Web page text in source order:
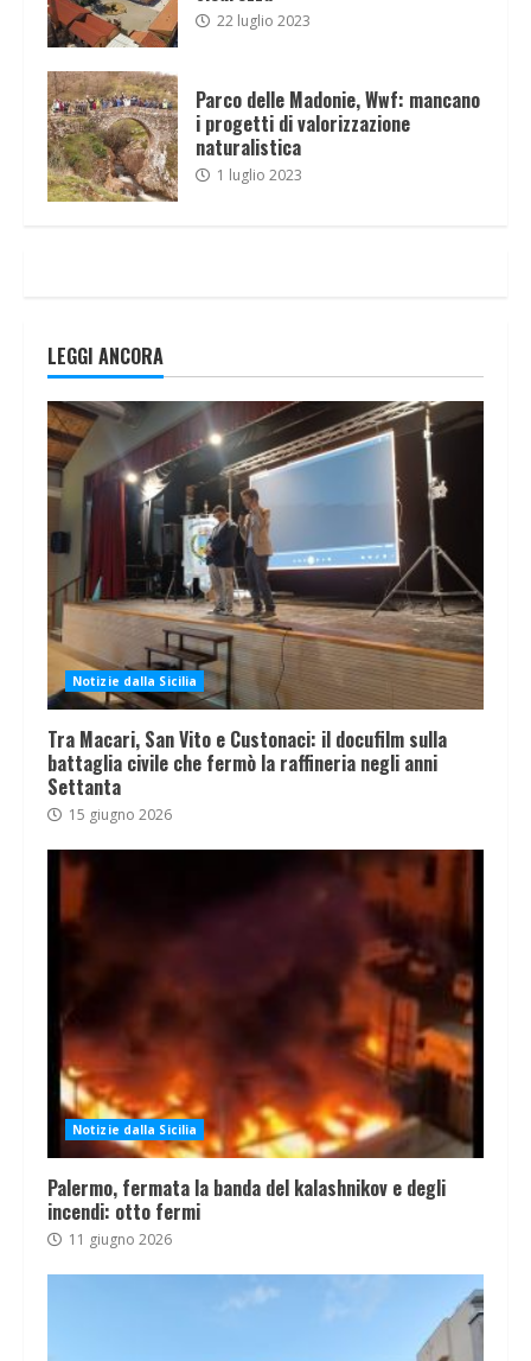
22 luglio 2023
Parco delle Madonie, Wwf: mancano
i progetti di valorizzazione
naturalistica
1 luglio 2023
LEGGI ANCORA
Notizie dalla Sicilia
Tra Macari, San Vito e Custonaci: il docufilm sulla
battaglia civile che fermò la raffineria negli anni
Settanta
15 giugno 2026
Notizie dalla Sicilia
Palermo, fermata la banda del kalashnikov e degli
incendi: otto fermi
11 giugno 2026